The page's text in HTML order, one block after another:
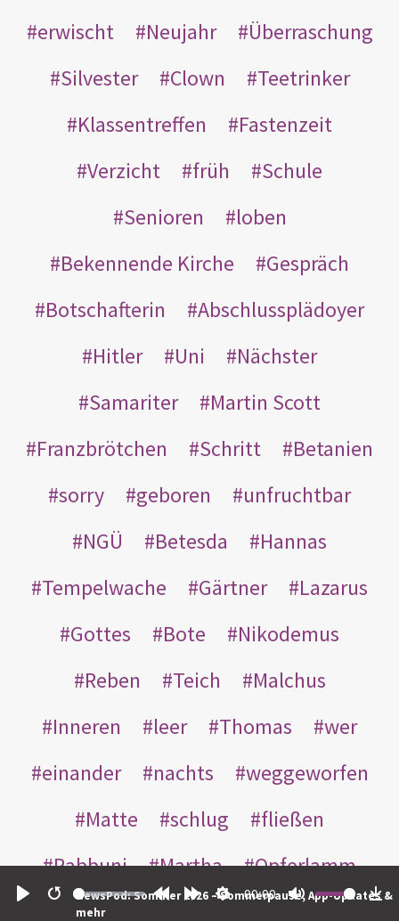
Restart
00:00
NewsPod: Sommer 2026 – Sommerpause, App-Updates &
mehr
erwischt
Neujahr
Überraschung
Silvester
Clown
Teetrinker
Klassentreffen
Fastenzeit
Verzicht
früh
Schule
Senioren
loben
Bekennende Kirche
Gespräch
Botschafterin
Abschlussplädoyer
Hitler
Uni
Nächster
Samariter
Martin Scott
Franzbrötchen
Schritt
Betanien
sorry
geboren
unfruchtbar
NGÜ
Betesda
Hannas
Tempelwache
Gärtner
Lazarus
Gottes
Bote
Nikodemus
Reben
Teich
Malchus
Inneren
leer Thomas
wer
einander
nachts
weggeworfen
Matte
schlug
fließen
Rabbuni
Martha
Opferlamm
gewaschen
jüdischen